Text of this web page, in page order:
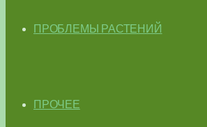
ПРОБЛЕМЫ РАСТЕНИЙ
ПРОЧЕЕ